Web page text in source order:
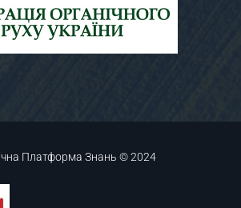
Платформа Знань © 2024